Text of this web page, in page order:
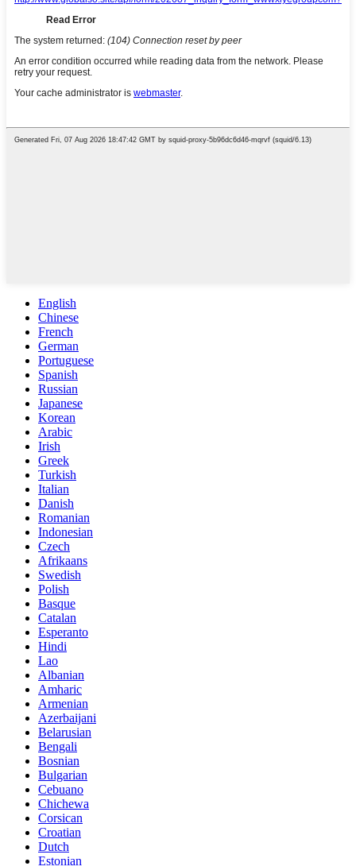
English
Chinese
French
German
Portuguese
Spanish
Russian
Japanese
Korean
Arabic
Irish
Greek
Turkish
Italian
Danish
Romanian
Indonesian
Czech
Afrikaans
Swedish
Polish
Basque
Catalan
Esperanto
Hindi
Lao
Albanian
Amharic
Armenian
Azerbaijani
Belarusian
Bengali
Bosnian
Bulgarian
Cebuano
Chichewa
Corsican
Croatian
Dutch
Estonian